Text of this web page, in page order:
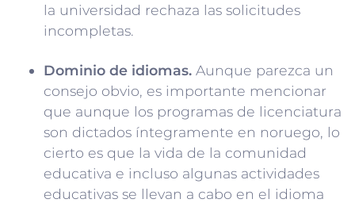
la universidad rechaza las solicitudes
incompletas.
Dominio de idiomas. Aunque parezca un
consejo obvio, es importante mencionar
que aunque los programas de licenciatura
son dictados íntegramente en noruego, lo
cierto es que la vida de la comunidad
educativa e incluso algunas actividades
educativas se llevan a cabo en el idioma